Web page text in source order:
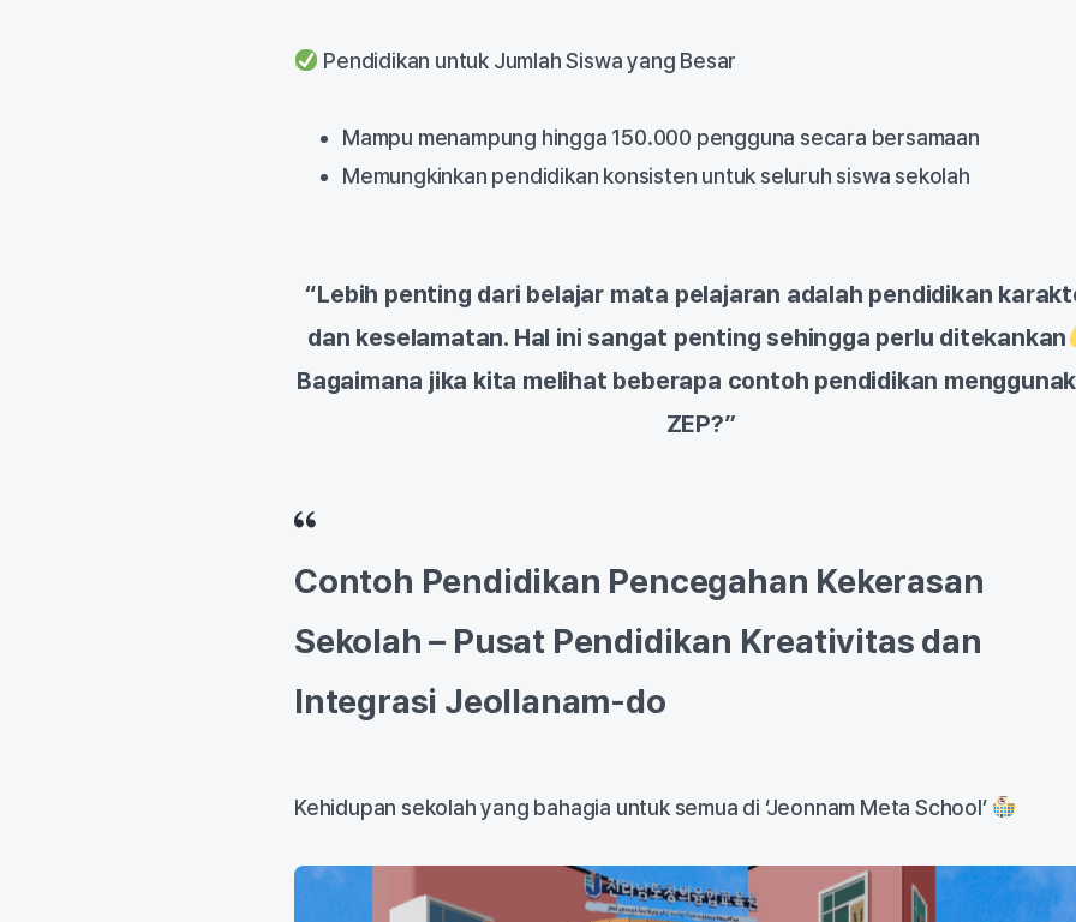
Pendidikan untuk Jumlah Siswa yang Besar
Mampu menampung hingga 150.000 pengguna secara bersamaan
Memungkinkan pendidikan konsisten untuk seluruh siswa sekolah
“Lebih penting dari belajar mata pelajaran adalah pendidikan
dan keselamatan. Hal ini sangat penting sehingga perlu ditekankan
Bagaimana jika kita melihat beberapa contoh pendidikan
ZEP?”
Contoh Pendidikan Pencegahan Kekerasan
Sekolah – Pusat Pendidikan Kreativitas dan
Integrasi Jeollanam-do
Kehidupan sekolah yang bahagia untuk semua di ‘Jeonnam Meta School’